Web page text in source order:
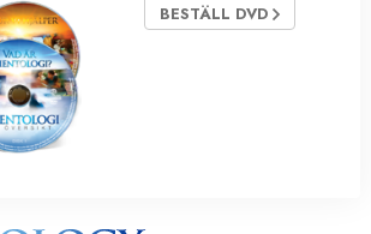
BESTÄLL DVD